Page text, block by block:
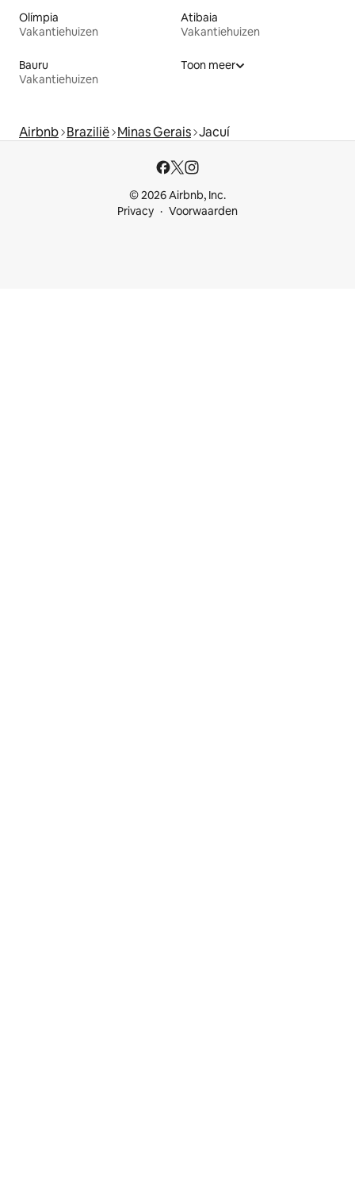
Olímpia
Vakantiehuizen
Atibaia
Vakantiehuizen
Bauru
Vakantiehuizen
Toon meer
Airbnb Brazilië Minas Gerais Jacuí
© 2026 Airbnb, Inc.
Privacy
Voorwaarden